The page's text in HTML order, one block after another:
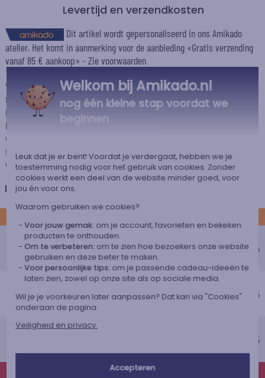
Levertijd en verzendkosten
Dit artikel wordt gepersonaliseerd in ons Amikado
atelier. Het komt in aanmerking voor de aanbieding «Gratis verzending
vanaf 85 € aankoop» - Zie voorwaarden
Voor elke bestelling onder 85 €, zijn de onderstaande verzendkosten van
toepassing.
De geschatte levertijden kunt je hieronder vinden. Je kunt de
bezorgopties bepalen: normale levering of express levering. Per cadeau
worden de mogelijke leveropties weergegeven op de artikelpagina en
tijdens de stappen van je winkelwagen. (Als je het geld overmaakt, houd
wel rekening met 3-4 dagen extra levertijd van je cadeau.)
Nederland
Voordelig afhaalpunt
Geschatte afleverdatum
Vrijdag 14 augustus 2026
€ 5,25
Voordelig thuisbezorging
Geschatte afleverdatum
Maandag 17 augustus 2026
€ 5,95
Standaard thuisbezorging
Woensdag 12 augustus 2026
€ 8,95
EXPRESS
Welkom bij Amikado.nl
nog één kleine stap voordat we
beginnen
Leuk dat je er bent! Voordat je verdergaat, hebben we je
toestemming nodig voor het gebruik van cookies. Zonder
cookies werkt een deel van de website minder goed, voor
jou én voor ons.
Waarom gebruiken we cookies?
Voor jouw gemak: om je account, favorieten en bekeken
producten te onthouden.
Om te verbeteren: om te zien hoe bezoekers onze website
gebruiken en deze beter te maken.
Voor persoonlijke tips: om je passende cadeau-ideeën te
laten zien, zowel op onze site als op sociale media.
Wil je je voorkeuren later aanpassen? Dat kan via "Cookies"
onderaan de pagina.
Veiligheid en privacy.
Accepteren